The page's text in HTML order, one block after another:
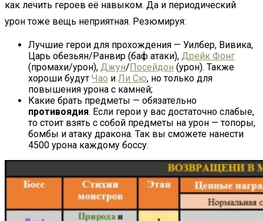
как лечить героев её навыком. Да и периодический
урон тоже вещь неприятная. Резюмируя:
Лучшие герои для прохождения — Уилбер, Вивика,
Царь обезьян/Ранвир (баф атаки), Дрейк Фонг
(промахи/урон), Джун/Посейдон (урон). Также
хороши будут Чао и Ли Сю, но только для
повышения урона с камней;
Какие брать предметы — обязательно
противоядия. Если герои у вас достаточно слабые,
то стоит взять с собой предметы на урон — топоры,
бомбы и атаку дракона. Так вы сможете нанести
4500 урона каждому боссу.